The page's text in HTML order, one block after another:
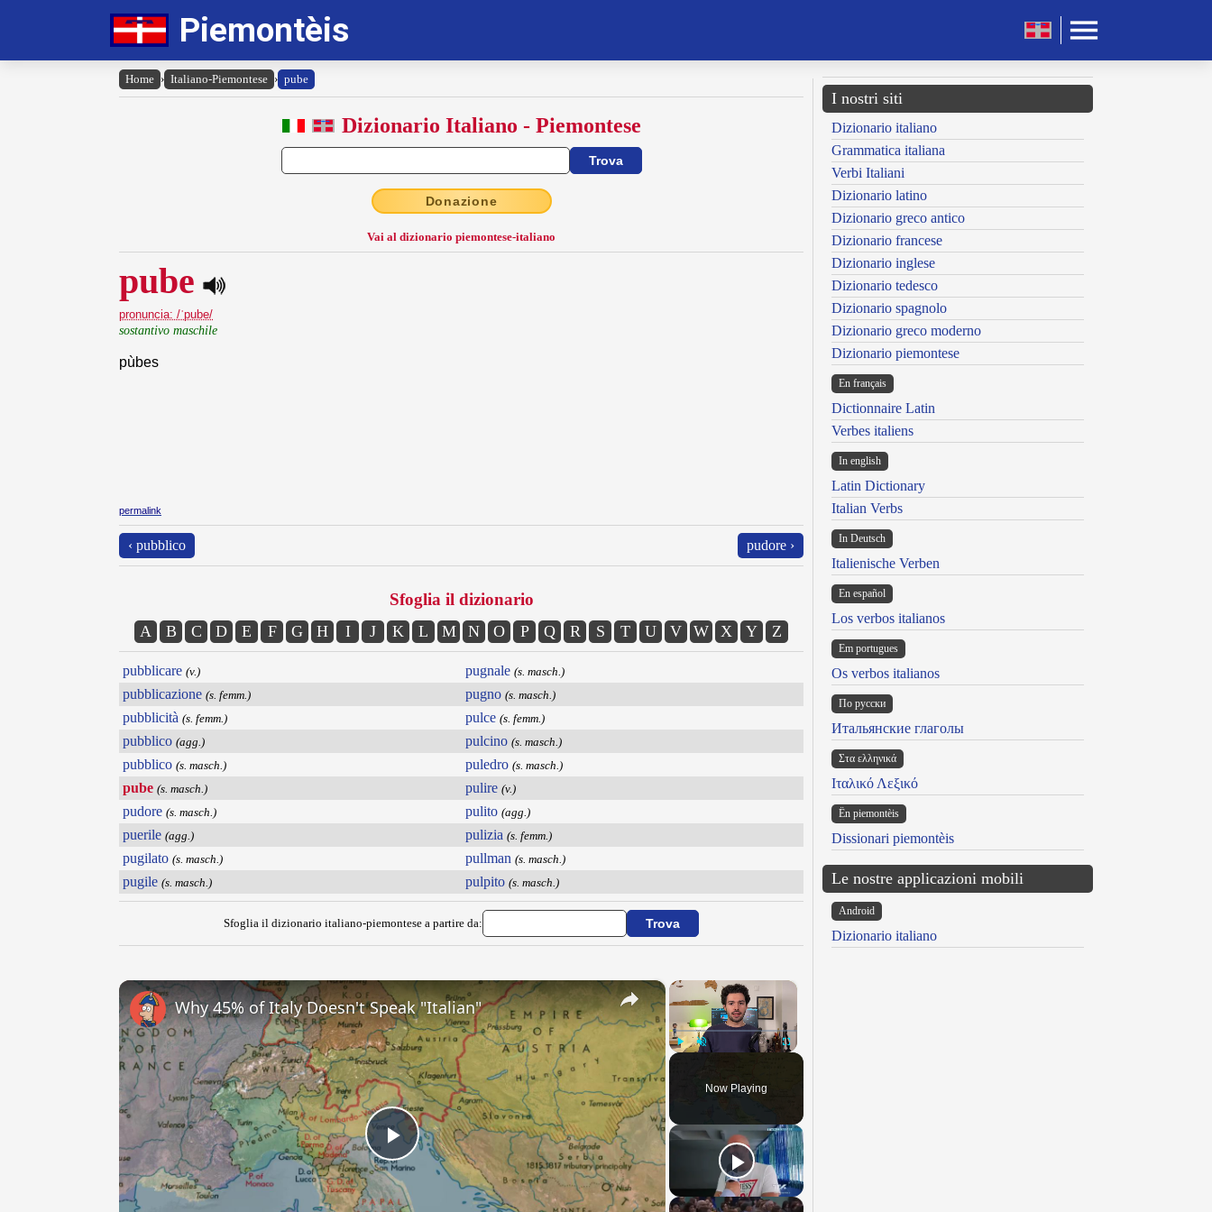
Piemontèis
Home › Italiano-Piemontese › pube
Dizionario Italiano - Piemontese
Donazione
Vai al dizionario piemontese-italiano
pube
pronuncia: /ˈpube/
sostantivo maschile
pùbes
permalink
‹ pubblico pudore ›
Sfoglia il dizionario
A B C D E F G H I J K L M N O P Q R S T U V W X Y Z
pubblicare (v.)
pubblicazione (s. femm.)
pubblicità (s. femm.)
pubblico (agg.)
pubblico (s. masch.)
pube (s. masch.)
pudore (s. masch.)
puerile (agg.)
pugilato (s. masch.)
pugile (s. masch.)
pugnale (s. masch.)
pugno (s. masch.)
pulce (s. femm.)
pulcino (s. masch.)
puledro (s. masch.)
pulire (v.)
pulito (agg.)
pulizia (s. femm.)
pullman (s. masch.)
pulpito (s. masch.)
Sfoglia il dizionario italiano-piemontese a partire da:
×
Fullscreen
Now Playing
×
Play
Why 45% of Italy Doesn't Speak "Italian"
I nostri siti
Dizionario italiano
Grammatica italiana
Verbi Italiani
Dizionario latino
Dizionario greco antico
Dizionario francese
Dizionario inglese
Dizionario tedesco
Dizionario spagnolo
Dizionario greco moderno
Dizionario piemontese
En français
Dictionnaire Latin
Verbes italiens
In english
Latin Dictionary
Italian Verbs
In Deutsch
Italienische Verben
En español
Los verbos italianos
Em portugues
Os verbos italianos
По русски
Итальянские глаголы
Στα ελληνικά
Ιταλικό Λεξικό
Ën piemontèis
Dissionari piemontèis
Le nostre applicazioni mobili
Android
Dizionario italiano